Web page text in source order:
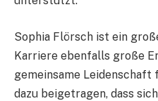
Sophia Flörsch ist ein
Karriere ebenfalls große
gemeinsame
dazu beigetragen, dass